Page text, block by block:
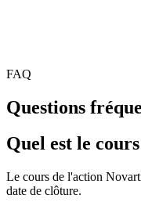
FAQ
Questions
Quel est le
Le cours de l'action
date de clôture.